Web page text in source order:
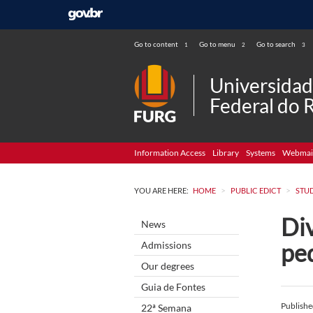
Go to content 1 Go to menu 2 Go to search 3
Federal do
Information Access Library Systems
YOU ARE HERE: HOME > PUBLIC EDICT >
News
Admissions
Our degrees
Guia de Fontes
22ª Semana